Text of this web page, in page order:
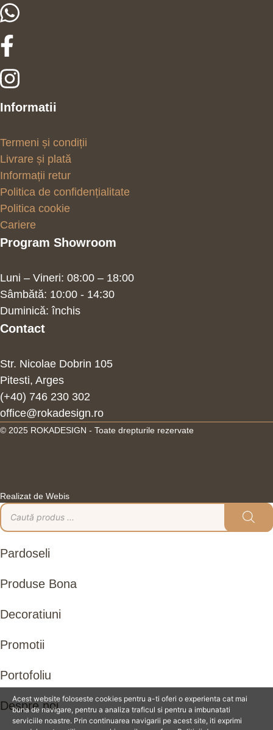
Informatii
Termeni și condiții
Livrare și plată
Informații retur
Politica de confidențialitate
Politica cookie
Cariere
Program Showroom
Luni – Vineri: 08:00 – 18:00
Sâmbătă: 10:00 - 14:30
Duminică: închis
Contact
Str. Nicolae Dobrin 105
Pitesti, Arges
(+40) 746 230 302
office@rokadesign.ro
© 2025 ROKADESIGN - Toate drepturile rezervate
Realizat de Webis
Acest website foloseste cookies pentru a-ti oferi o experienta cat mai
buna de navigare, pentru a analiza traficul si pentru a imbunatati
serviciile noastre. Prin continuarea navigarii pe acest site, iti exprimi
Products
search
Pardoseli
Produse Bona
Decoratiuni
Promotii
Portofoliu
Despre noi